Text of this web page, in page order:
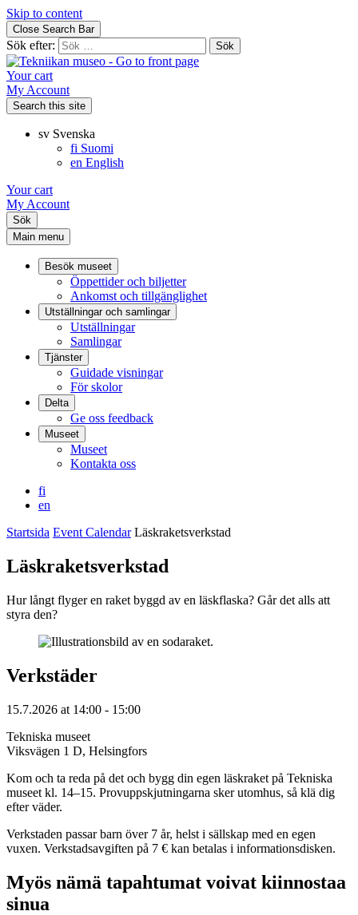
Skip to content
Close Search Bar
Sök efter:
Your cart
My Account
Search this site
sv Svenska
fi Suomi
en English
Your cart
My Account
Sök
Main menu
Besök museet
Öppettider och biljetter
Ankomst och tillgänglighet
Utställningar och samlingar
Utställningar
Samlingar
Tjänster
Guidade visningar
För skolor
Delta
Ge oss feedback
Museet
Museet
Kontakta oss
fi
en
Startsida Event Calendar Läskraketsverkstad
Läskraketsverkstad
Hur långt flyger en raket byggd av en läskflaska? Går det alls att
styra den?
Verkstäder
15.7.2026 at 14:00 - 15:00
Tekniska museet
Viksvägen 1 D, Helsingfors
Kom och ta reda på det och bygg din egen läskraket på Tekniska
museet kl. 14–15. Provuppskjutningarna sker utomhus, så klä dig
efter väder.
Verkstaden passar barn över 7 år, helst i sällskap med en egen
vuxen. Verkstadsavgiften på 7 € kan betalas i informationsdisken.
Myös nämä tapahtumat voivat kiinnostaa
sinua